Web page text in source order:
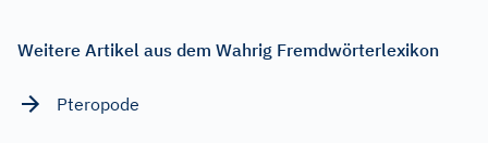
Weitere Artikel aus dem Wahrig Fremdwörterlexikon
Pteropode